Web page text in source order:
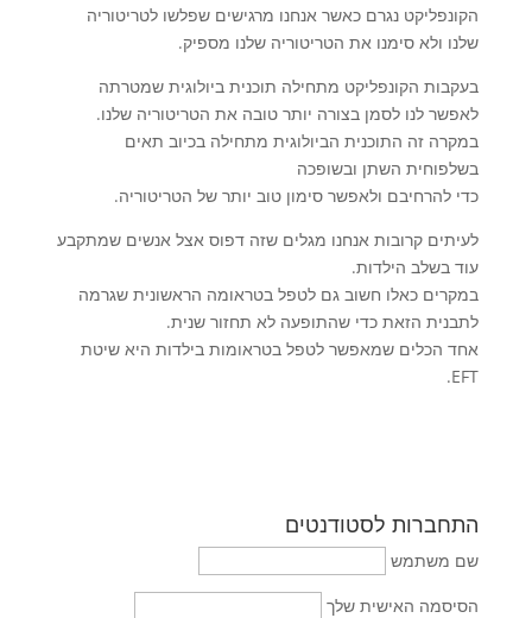
הקונפליקט נגרם כאשר אנחנו מרגישים שפלשו לטריטוריה
שלנו ולא סימנו את הטריטוריה שלנו מספיק.
בעקבות הקונפליקט מתחילה תוכנית ביולוגית שמטרתה
לאפשר לנו לסמן בצורה יותר טובה את הטריטוריה שלנו.
במקרה זה התוכנית הביולוגית מתחילה בכיוב תאים
בשלפוחית השתן ובשופכה
כדי להרחיבם ולאפשר סימון טוב יותר של הטריטוריה.
לעיתים קרובות אנחנו מגלים שזה דפוס אצל אנשים שמתקבע
עוד בשלב הילדות.
במקרים כאלו חשוב גם לטפל בטראומה הראשונית שגרמה
לתבנית הזאת כדי שהתופעה לא תחזור שנית.
אחד הכלים שמאפשר לטפל בטראומות בילדות היא שיטת
EFT.
התחברות לסטודנטים
שם משתמש
הסיסמה האישית שלך